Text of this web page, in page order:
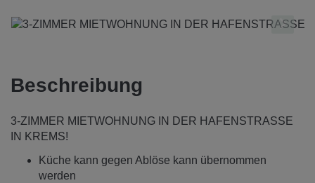
Beschreibung
3-ZIMMER MIETWOHNUNG IN DER HAFENSTRASSE
IN KREMS!
Küche kann gegen Ablöse kann übernommen
werden